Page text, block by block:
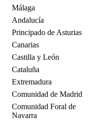
Málaga
Andalucía
Principado de Asturias
Canarias
Castilla y León
Cataluña
Extremadura
Comunidad de Madrid
Comunidad Foral de
Navarra